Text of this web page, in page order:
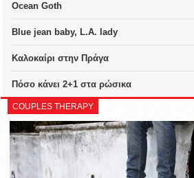
Ocean Goth
Blue jean baby, L.A. lady
Καλοκαίρι στην Πράγα
Πόσο κάνει 2+1 στα ρώσικα
COUPLES THERAPY